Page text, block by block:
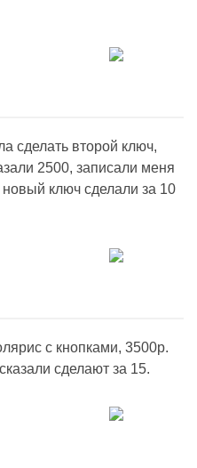
сделать второй ключ,
2500, записали меня
ключ сделали за 10
с кнопками, 3500р.
сделают за 15.